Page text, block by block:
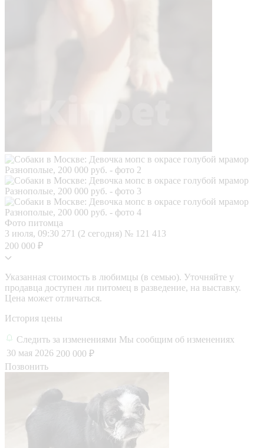
Фото питомца
3 июля, 09:30 271 (2 сегодня) № 121 413
200 000 ₽
Указанная стоимость в любимцы (в семью). Уточняйте у
продавца доступен ли питомец в разведение, на выставку.
Цена может отличаться.
История цены
Следить за изменениями Мы сообщим об изменениях
30 мая 2026 200 000 ₽
Позвонить